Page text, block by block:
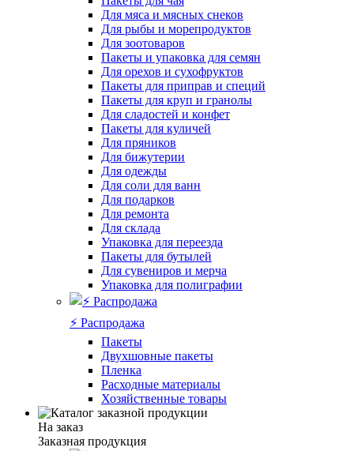
Для мяса и мясных снеков
Для рыбы и морепродуктов
Для зоотоваров
Пакеты и упаковка для семян
Для орехов и сухофруктов
Пакеты для приправ и специй
Пакеты для круп и гранолы
Для сладостей и конфет
Пакеты для куличей
Для пряников
Для бижутерии
Для одежды
Для соли для ванн
Для подарков
Для ремонта
Для склада
Упаковка для переезда
Пакеты для бутылей
Для сувениров и мерча
Упаковка для полиграфии
⚡️ Распродажа
Пакеты
Двухшовные пакеты
Пленка
Расходные материалы
Хозяйственные товары
На заказ
Заказная продукция